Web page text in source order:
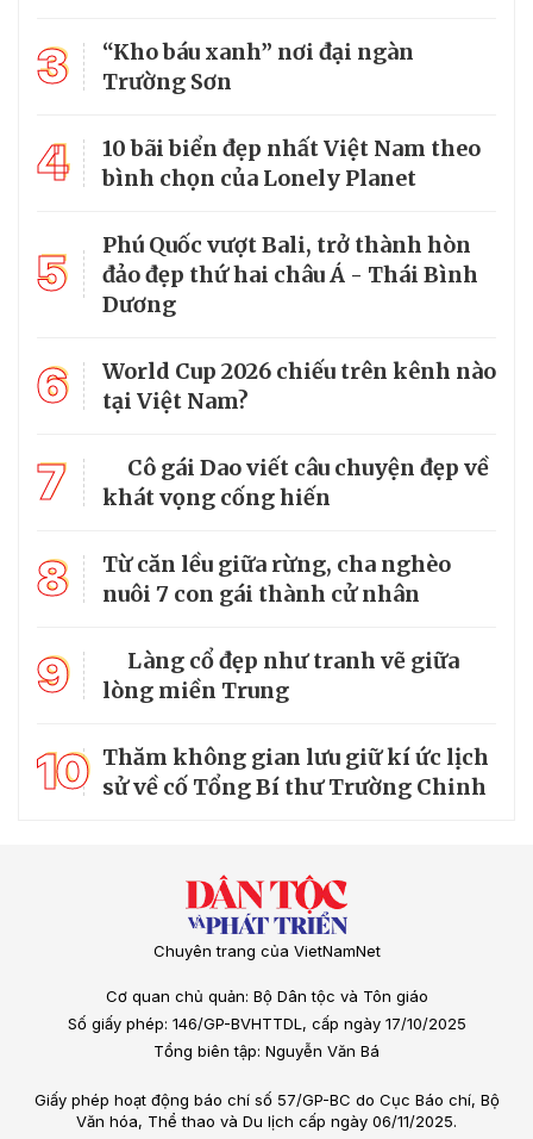
3
“Kho báu xanh” nơi đại ngàn
Trường Sơn
4
10 bãi biển đẹp nhất Việt Nam theo
bình chọn của Lonely Planet
5
Phú Quốc vượt Bali, trở thành hòn
đảo đẹp thứ hai châu Á - Thái Bình
Dương
6
World Cup 2026 chiếu trên kênh nào
tại Việt Nam?
7
Cô gái Dao viết câu chuyện đẹp về
khát vọng cống hiến
8
Từ căn lều giữa rừng, cha nghèo
nuôi 7 con gái thành cử nhân
9
Làng cổ đẹp như tranh vẽ giữa
lòng miền Trung
10 Thăm không gian lưu giữ kí ức lịch
sử về cố Tổng Bí thư Trường Chinh
Chuyên trang của VietNamNet
Cơ quan chủ quản: Bộ Dân tộc và Tôn giáo
Số giấy phép: 146/GP-BVHTTDL, cấp ngày 17/10/2025
Tổng biên tập: Nguyễn Văn Bá
Giấy phép hoạt động báo chí số 57/GP-BC do Cục Báo chí, Bộ
Văn hóa, Thể thao và Du lịch cấp ngày 06/11/2025.